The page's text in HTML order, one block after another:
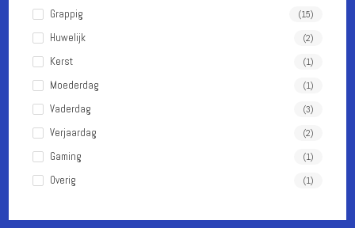
Grappig (15)
Huwelijk (2)
Kerst (1)
Moederdag (1)
Vaderdag (3)
Verjaardag (2)
Gaming (1)
Overig (1)